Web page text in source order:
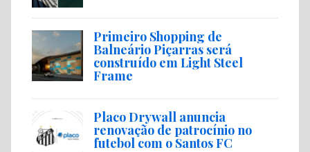
Primeiro Shopping de
Balneário Piçarras será
construído em Light Steel
Frame
Placo Drywall anuncia
renovação de patrocínio no
futebol com o Santos FC